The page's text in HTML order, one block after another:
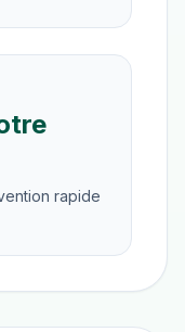
rapide